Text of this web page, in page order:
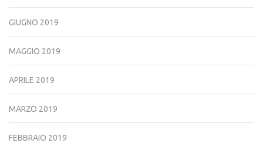
GIUGNO 2019
MAGGIO 2019
APRILE 2019
MARZO 2019
FEBBRAIO 2019